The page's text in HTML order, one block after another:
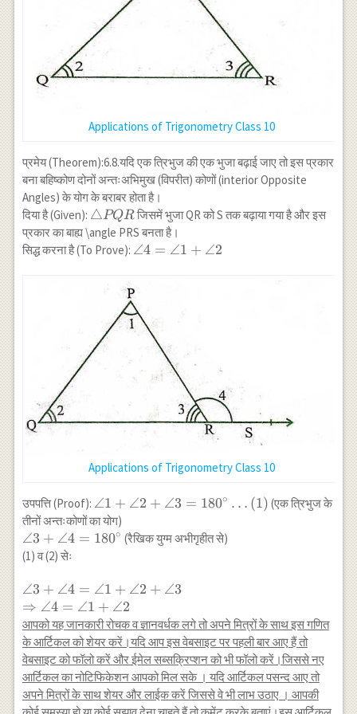
1+\angle
3=180^{\circ}
Applications of Trigonometry Class 10
प्रमेय (Theorem):6.8.यदि एक त्रिभुज की एक भुजा बढ़ाई जाए तो इस प्रकार
बना बहिष्कोण दोनों अन्तःअभिमुख (विपरीत) कोणों (interior Opposite
Angles) के योग के बराबर होता है।
दिया है (Given): \triangle
PQR
△PQRजिसमें भुजा QR को S तक बढ़ाया गया है और इस
प्रकार का बाह्य \angle PRS बनता है।
सिद्ध करना है (To Prove): \angle
2
∠4 = ∠1 + ∠2
Applications of Trigonometry Class 10
उपपत्ति (Proof): \angle
1+\angle
2+\angle
∠1 + ∠2 + ∠3 = 180∘ … (1) (एक त्रिभुज के
तीनों अन्तःकोणों का योग)
\angle
3+\angle
∠3 + ∠4 = 180∘ (रैखिक युग्म अभीगृहीत से)
(1) व (2) सेः
\angle
3+\angle
4=\angle
1+\angle
2+\angle 3
\\
\Rightarrow
\angle
∠3 + ∠4 = ∠1 + ∠2 + ∠3
⇒ ∠4 = ∠1 + ∠2
आपको यह जानकारी रोचक व ज्ञानवर्धक लगे तो अपने मित्रों के साथ इस गणित
के आर्टिकल को शेयर करें।यदि आप इस वेबसाइट पर पहली बार आए हैं तो
वेबसाइट को फॉलो करें और ईमेल सब्सक्रिप्शन को भी फॉलो करें।जिससे नए
आर्टिकल का नोटिफिकेशन आपको मिल सके । यदि आर्टिकल पसन्द आए तो
अपने मित्रों के साथ शेयर और लाईक करें जिससे वे भी लाभ उठाए । आपकी